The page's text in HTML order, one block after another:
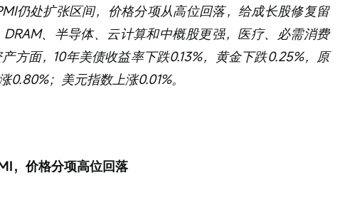
仍处扩张区间，价格分项从高位回落，给成长股修复留
、半导体、云计算和中概股更强，医疗、必需消费
方面，10年美债收益率下跌0.13%，黄金下跌0.25%，原
0.80%；美元指数上涨0.01%。
，价格分项高位回落